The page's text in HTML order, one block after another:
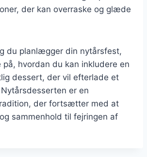
der kan overraske og glæde
du planlægger din nytårsfest,
hvordan du kan inkludere en
dessert, der vil efterlade et
er en
der fortsætter med at
sammenhold til fejringen af